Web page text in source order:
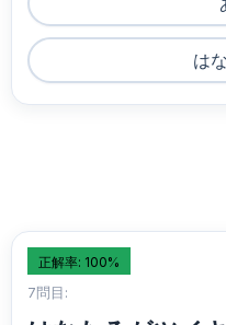
は
正解率: 100%
7問目: